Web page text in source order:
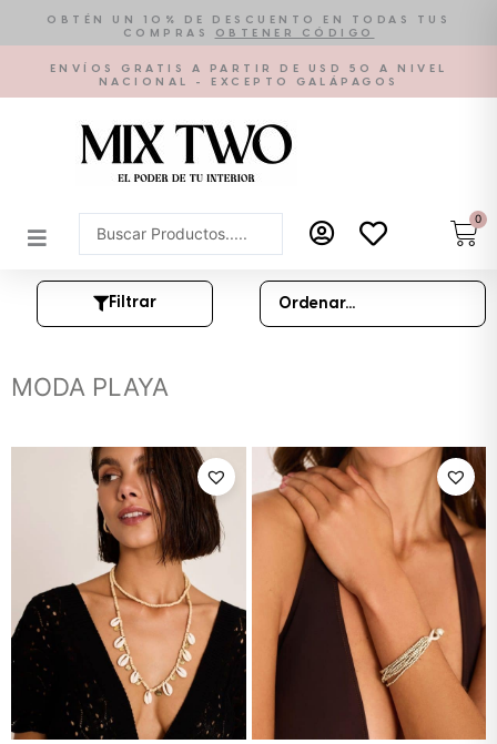
contenido
OBTÉN UN 10% DE DESCUENTO EN TODAS TUS
COMPRAS
OBTENER CÓDIGO
ENVÍOS GRATIS A PARTIR DE USD 50 A NIVEL
NACIONAL - EXCEPTO GALÁPAGOS
Search
...
0
Filtrar
MODA PLAYA